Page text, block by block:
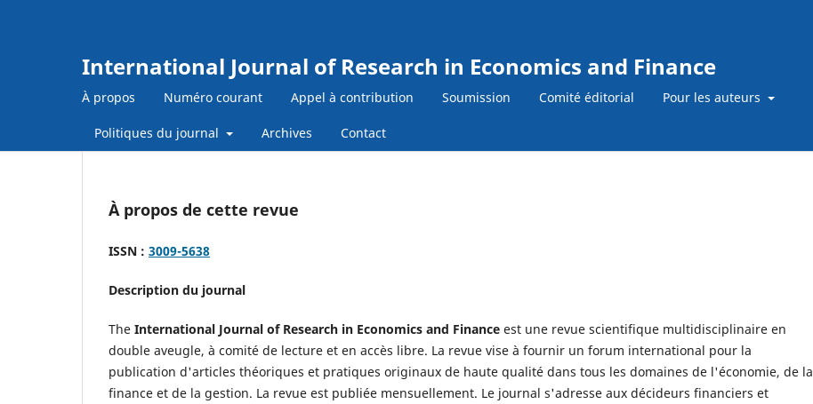
International Journal of Research in Economics and Finance
À propos Numéro courant Appel à contribution Soumission Comité éditorial Pour les auteurs
Politiques du journal Archives Contact
À propos de cette revue
ISSN : 3009-5638
Description du journal
The International Journal of Research in Economics and Finance est une revue scientifique multidisciplinaire en
double aveugle, à comité de lecture et en accès libre. La revue vise à fournir un forum international pour la
publication d'articles théoriques et pratiques originaux de haute qualité dans tous les domaines de l'économie, de la
finance et de la gestion. La revue est publiée mensuellement. Le journal s'adresse aux décideurs financiers et